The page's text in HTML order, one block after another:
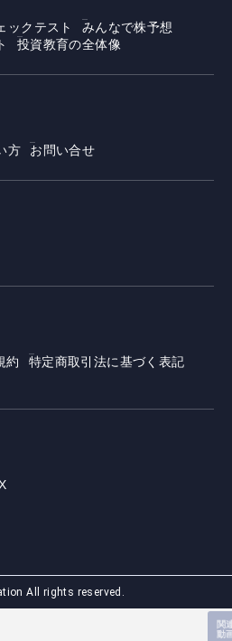
関
動
ックテスト
みんなで株予想
投資教育の全体像
方 お問い合せ
約
特定商取引法に基づく表記
All rights reserved.